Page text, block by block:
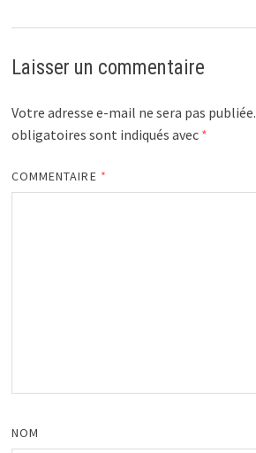
Laisser un commentaire
Votre adresse e-mail ne sera pas publiée.
obligatoires sont indiqués avec *
COMMENTAIRE *
NOM